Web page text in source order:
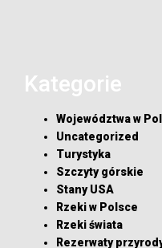
Kategorie
Województwa w
Uncategorized
Turystyka
Szczyty górskie
Stany USA
Rzeki w Polsce
Rzeki świata
Rezerwaty